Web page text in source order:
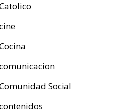
Catolico
cine
Cocina
comunicacion
Comunidad Social
contenidos